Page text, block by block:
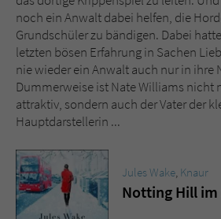
noch ein Anwalt dabei helfen, die
Grundschüler zu bändigen. Dabei
letzten bösen Erfahrung in Sachen
nie wieder ein Anwalt auch nur in ihre
Dummerweise ist Nate Williams nicht
attraktiv, sondern auch der Vater der
Hauptdarstellerin ...
Jules Wake Knaur
Notting Hill im
Name fe_typo_user
Anbieter Literatur-Couch Medien
Laufzeit Session
Zweck
Dieses Cookie
Benutzer. Es wird
Sicherheitscode des
überprüfen.